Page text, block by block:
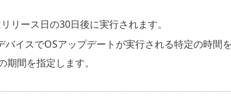
リース日の30日後に実行されます。
イスでOSアップデートが実行される特定の時間を
期間を指定します。